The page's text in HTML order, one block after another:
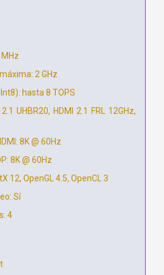
2 GHz
hasta 8 TOPS
UHBR20, HDMI 2.1 FRL 12GHz,
8K @ 60Hz
8K @ 60Hz
12, OpenGL 4.5, OpenCL 3
Sí
4